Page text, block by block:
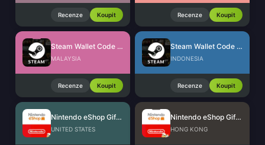
Recenze Koupit Recenze Koupit
Steam Wallet Code (MYR)
MALAYSIA
Recenze Koupit
Steam Wallet Code (IDR)
INDONESIA
Recenze Koupit
Nintendo eShop Gift Card (US)
UNITED STATES
Nintendo eShop Gift Card (HK)
HONG KONG